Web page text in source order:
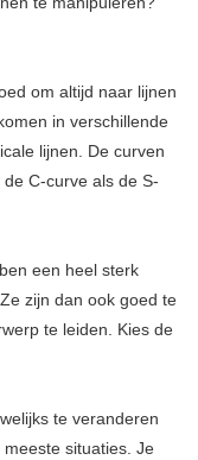
om altijd naar lijnen
in verschillende
lijnen. De curven
C-curve als de S-
een heel sterk
zijn dan ook goed te
te leiden. Kies de
te veranderen
situaties. Je